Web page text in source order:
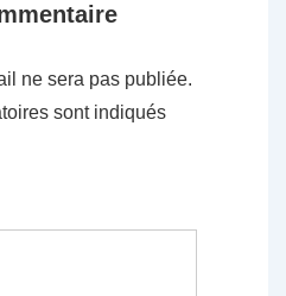
ne sera pas publiée.
sont indiqués